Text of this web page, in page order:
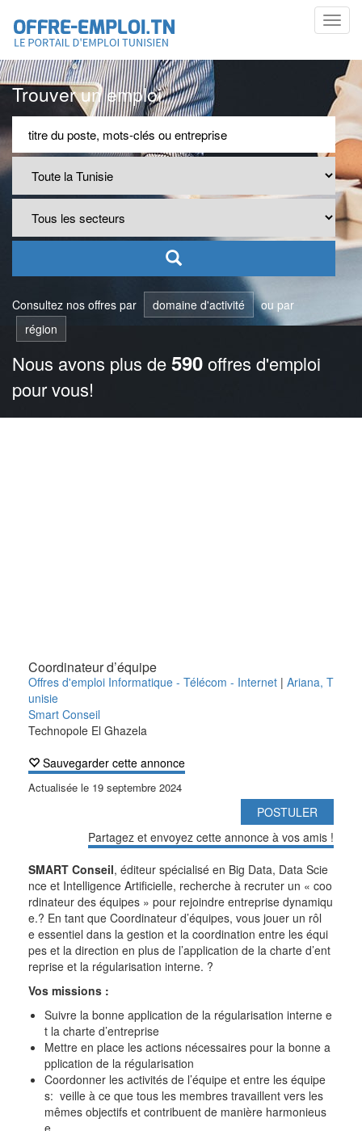
Trouver un emploi
Consultez nos offres par domaine d'activité
ou par
région
Nous avons plus de590offres d'emploi
pour vous!
Coordinateur d’équipe
Offres d'emploi Informatique - Télécom - Internet | Ariana, T
unisie
Smart Conseil
Technopole El Ghazela
Sauvegarder cette annonce
Actualisée le 19 septembre 2024
POSTULER
Partagez et envoyez cette annonce à vos amis !
SMART Conseil, éditeur spécialisé en Big Data, Data Scie
nce et Intelligence Artificielle, recherche à recruter un « coo
rdinateur des équipes » pour rejoindre entreprise dynamiqu
e.? En tant que Coordinateur d’équipes, vous jouer un rôl
e essentiel dans la gestion et la coordination entre les équi
pes et la direction en plus de l’application de la charte d’ent
reprise et la régularisation interne. ?
Vos missions :
Suivre la bonne application de la régularisation interne e
t la charte d’entreprise
Mettre en place les actions nécessaires pour la bonne a
pplication de la régularisation
Coordonner les activités de l’équipe et entre les équipe
s: veille à ce que tous les membres travaillent vers les
mêmes objectifs et contribuent de manière harmonieus
e.